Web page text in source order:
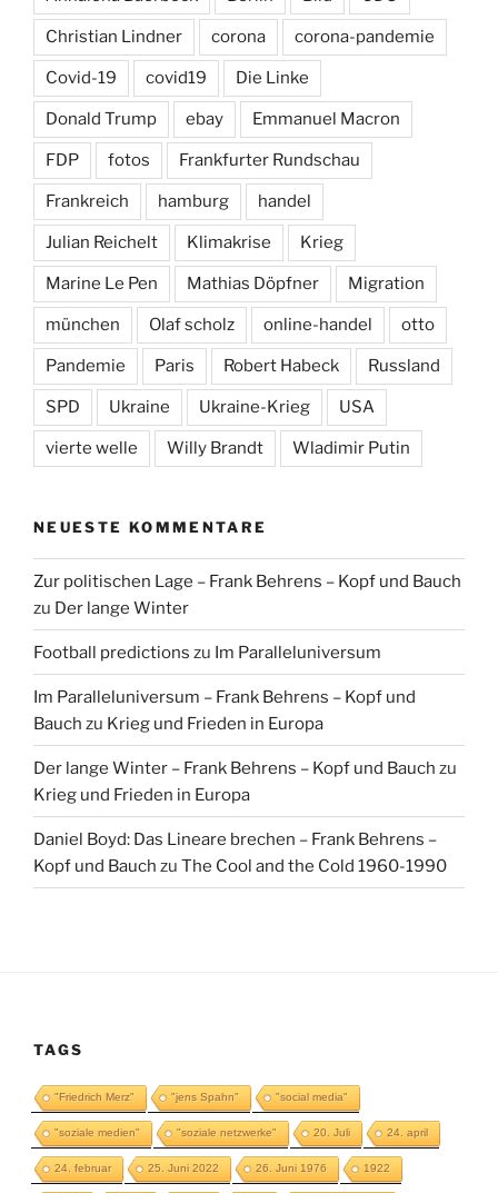
Christian Lindner corona corona-pandemie
Covid-19 covid19 Die Linke
Donald Trump ebay Emmanuel Macron
FDP fotos Frankfurter Rundschau
Frankreich hamburg handel
Julian Reichelt Klimakrise Krieg
Marine Le Pen Mathias Döpfner Migration
münchen Olaf scholz online-handel otto
Pandemie Paris Robert Habeck Russland
SPD Ukraine Ukraine-Krieg USA
vierte welle Willy Brandt Wladimir Putin
NEUESTE KOMMENTARE
Zur politischen Lage – Frank Behrens – Kopf und Bauch
zu Der lange Winter
Football predictions zu Im Paralleluniversum
Im Paralleluniversum – Frank Behrens – Kopf und
Bauch zu Krieg und Frieden in Europa
Der lange Winter – Frank Behrens – Kopf und Bauch zu
Krieg und Frieden in Europa
Daniel Boyd: Das Lineare brechen – Frank Behrens –
Kopf und Bauch zu The Cool and the Cold 1960-1990
TAGS
"Friedrich Merz" "jens Spahn" "social media"
"soziale medien" "soziale netzwerke" 20. Juli 24. april
24. februar 25. Juni 2022 26. Juni 1976 1922